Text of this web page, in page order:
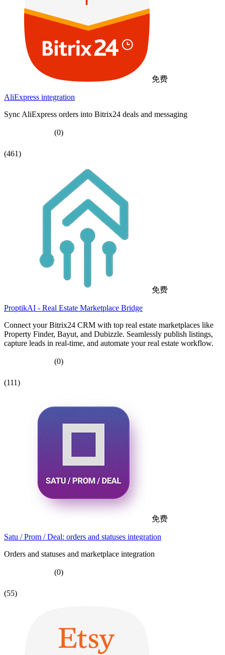
免费
AliExpress integration
Sync AliExpress orders into Bitrix24 deals and messaging
(0)
(461)
免费
ProptikAI - Real Estate Marketplace Bridge
Connect your Bitrix24 CRM with top real estate marketplaces like
Property Finder, Bayut, and Dubizzle. Seamlessly publish listings,
capture leads in real-time, and automate your real estate workflow.
(0)
(111)
免费
Satu / Prom / Deal: orders and statuses integration
Orders and statuses and marketplace integration
(0)
(55)